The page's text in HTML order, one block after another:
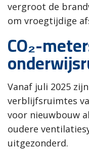
vergroot de
om vroegtijdige
CO₂-
Vanaf juli 2025
verblijfsruimtes
voor nieuwbouw
oudere
uitgezonderd.